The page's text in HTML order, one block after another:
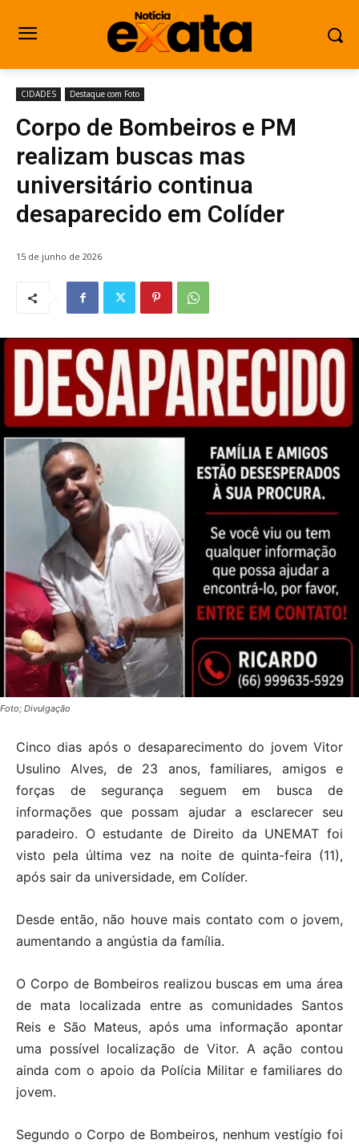
CIDADES Destaque com Foto
Corpo de Bombeiros e PM
realizam buscas mas
universitário continua
desaparecido em Colíder
15 de junho de 2026
Foto; Divulgação
Cinco dias após o desaparecimento do jovem Vitor
Usulino Alves, de 23 anos, familiares, amigos e
forças de segurança seguem em busca de
informações que possam ajudar a esclarecer seu
paradeiro. O estudante de Direito da UNEMAT foi
visto pela última vez na noite de quinta-feira (11),
após sair da universidade, em Colíder.
Desde então, não houve mais contato com o jovem,
aumentando a angústia da família.
O Corpo de Bombeiros realizou buscas em uma área
de mata localizada entre as comunidades Santos
Reis e São Mateus, após uma informação apontar
uma possível localização de Vitor. A ação contou
ainda com o apoio da Polícia Militar e familiares do
jovem.
Segundo o Corpo de Bombeiros, nenhum vestígio foi